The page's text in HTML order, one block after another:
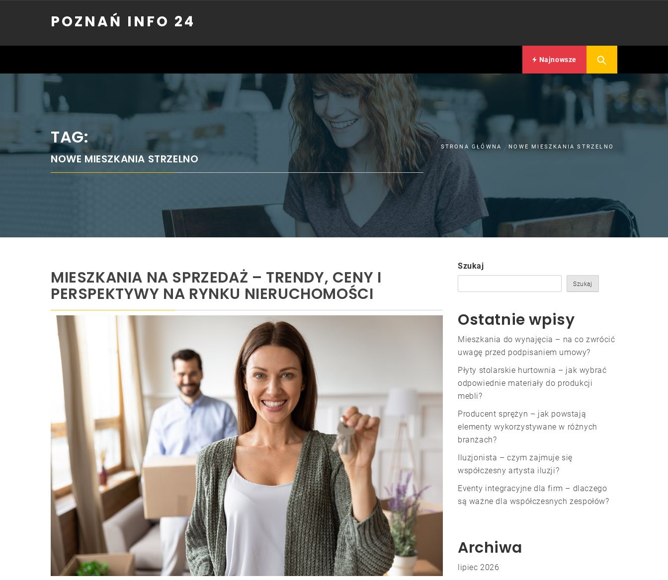
POZNAŃ INFO 24
Najnowsze
TAG:
NOWE MIESZKANIA STRZELNO
STRONA GŁÓWNA NOWE MIESZKANIA STRZELNO
MIESZKANIA NA SPRZEDAŻ – TRENDY, CENY I
PERSPEKTYWY NA RYNKU NIERUCHOMOŚCI
Szukaj
Szukaj
Ostatnie wpisy
Mieszkania do wynajęcia – na co zwrócić
uwagę przed podpisaniem umowy?
Płyty stolarskie hurtownia – jak wybrać
odpowiednie materiały do produkcji
mebli?
Producent sprężyn – jak powstają
elementy wykorzystywane w różnych
branżach?
Iluzjonista – czym zajmuje się
współczesny artysta iluzji?
Eventy integracyjne dla firm – dlaczego
są ważne dla współczesnych zespołów?
Archiwa
lipiec 2026